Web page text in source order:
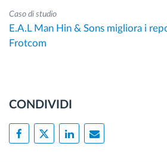
Caso di studio
E.A.L Man Hin & Sons migliora i
Frotcom
CONDIVIDI